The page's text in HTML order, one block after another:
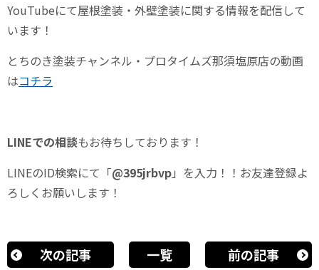
YouTubeにて屋根塗装・外壁塗装に関する情報を配信して
います！
とちのき塗装チャンネル・プロタイムズ那須塩原店の動画
はコチラ
LINEでの相談もお待ちしております！
LINEのID検索にて「@395jrbvp」を入力！！お友達登録よ
ろしくお願いします！
次の記事 一覧 前の記事